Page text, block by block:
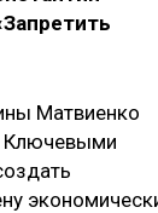
Матвиенко
Ключевыми